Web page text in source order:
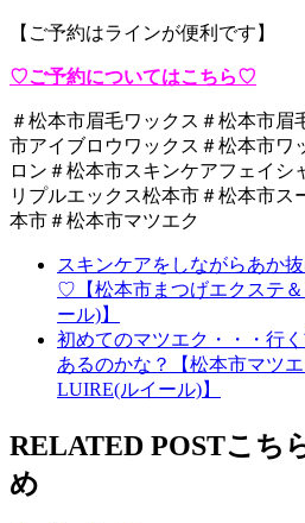
【ご予約はラインが便利です】
♡ご予約についてはこちら♡
＃松本市眉毛ワックス＃松本市眉
市アイブロウワックス＃松本市ワ
ロン＃松本市スキンケアフェイシ
リプルエックス松本市＃松本市ス
本市＃松本市マツエク
スキンケアをしながらあか
♡【松本市まつげエクステ
ール)】
初めてのマツエク・・・行
あるのかな？【松本市マツ
LUIRE(ルイール)】
RELATED POSTこち
め